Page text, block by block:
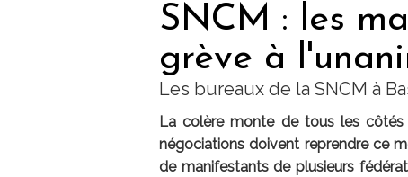
SNCM : les
grève à
Les bureaux de la SNCM à
La colère monte de tous les
négociations doivent reprendre ce
de manifestants de plusieurs